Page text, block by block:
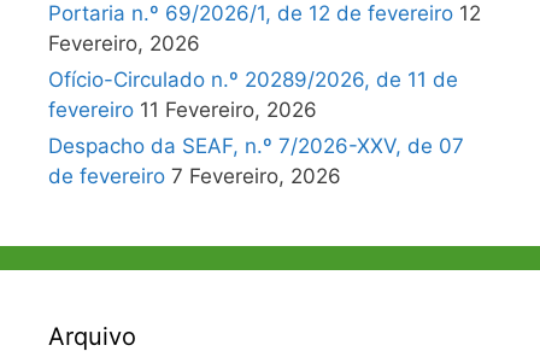
Portaria n.º 69/2026/1, de 12 de fevereiro 12
Fevereiro, 2026
Ofício-Circulado n.º 20289/2026, de 11 de
fevereiro 11 Fevereiro, 2026
Despacho da SEAF, n.º 7/2026-XXV, de 07
de fevereiro 7 Fevereiro, 2026
Arquivo